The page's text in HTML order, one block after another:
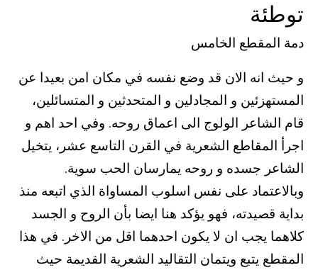
توطئة
دمة المقطع الخامس
و حيث انه الان قد وضع نفسه في مكان امن بعيدا عن
المستهزئين و المجادلين و المتحدثين و المتسائلين،
قام الشاعر الولوج الى اعماق روحه. وفي احد اهم و
اجرأ المقاطع الشعرية في القرن التاسع عشر، يتخيل
الشاعر جسده و روحه يمارسان الحب سوية.
وبالاعتماد على نفس اسلوب المساواة الذي اتبعه منذ
بداية قصيدته، فهو يؤكد هنا ايضا بأن الروح و الجسد
كلاهما يجب ان لا يكون احدهما اقل من الاخر. في هذا
المقطع يتبع ويتمان التقاليد الشعرية القديمة حيث